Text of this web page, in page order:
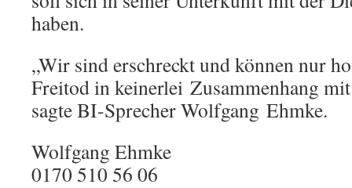
haben.
„Wir sind erschreckt und können nur
Freitod in keinerlei Zusammenhang
sagte BI-Sprecher Wolfgang Ehmke.
Wolfgang Ehmke
0170 510 56 06